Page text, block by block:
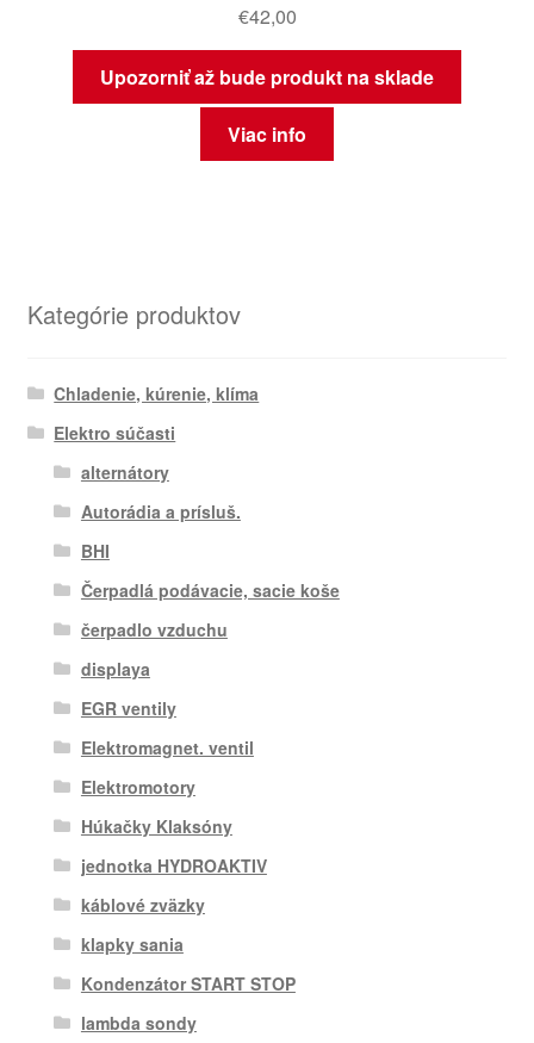
€42,00
Upozorniť až bude produkt na sklade
Viac info
Kategórie produktov
Chladenie, kúrenie, klíma
Elektro súčasti
alternátory
Autorádia a prísluš.
BHI
Čerpadlá podávacie, sacie koše
čerpadlo vzduchu
displaya
EGR ventily
Elektromagnet. ventil
Elektromotory
Húkačky Klaksóny
jednotka HYDROAKTIV
káblové zväzky
klapky sania
Kondenzátor START STOP
lambda sondy